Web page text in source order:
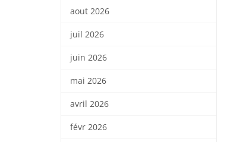
aout 2026
juil 2026
juin 2026
mai 2026
avril 2026
févr 2026